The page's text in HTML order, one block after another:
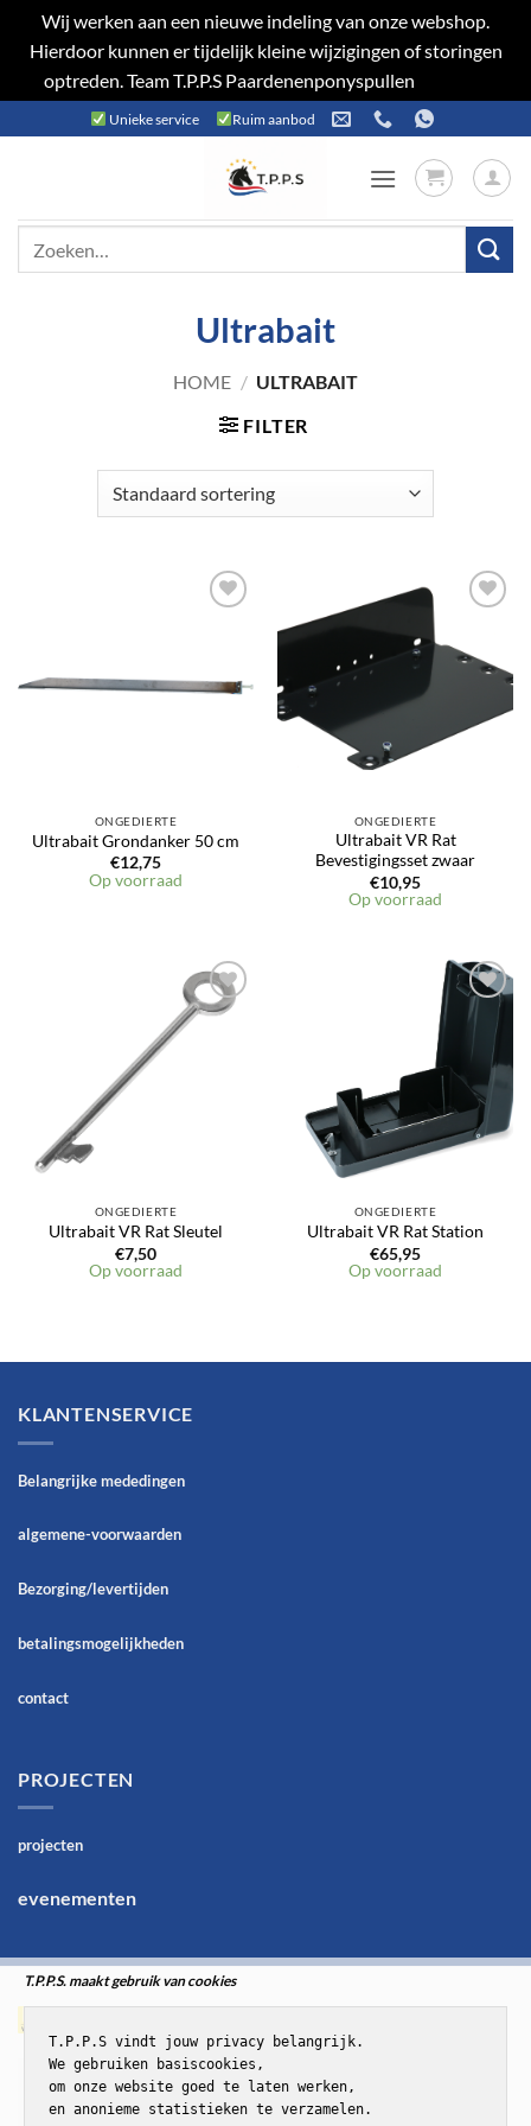
Wij werken aan een nieuwe indeling van onze webshop.
Hierdoor kunnen er tijdelijk kleine wijzigingen of storingen
optreden. Team T.P.P.S Paardenenponyspullen
naar
Unieke service Ruim aanbod
Ultrabait
HOME / ULTRABAIT
FILTER
ONGEDIERTE
Ultrabait Grondanker 50 cm
€12,75
Op voorraad
ONGEDIERTE
Ultrabait VR Rat
Bevestigingsset zwaar
€10,95
Op voorraad
ONGEDIERTE
Ultrabait VR Rat Sleutel
€7,50
Op voorraad
ONGEDIERTE
Ultrabait VR Rat Station
€65,95
Op voorraad
KLANTENSERVICE
Belangrijke mededingen
algemene-voorwaarden
Bezorging/levertijden
betalingsmogelijkheden
contact
PROJECTEN
projecten
evenementen
T.P.P.S. maakt gebruik van cookies
T.P.P.S vindt jouw privacy belangrijk.
We gebruiken basiscookies,
om onze website goed te laten werken,
en anonieme statistieken te verzamelen.